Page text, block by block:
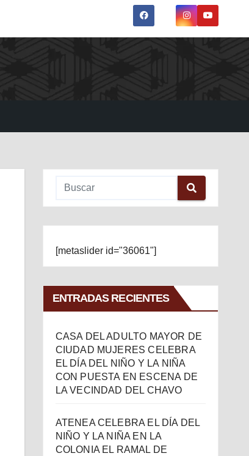
[metaslider id="36061"]
ENTRADAS RECIENTES
CASA DEL ADULTO MAYOR DE
CIUDAD MUJERES CELEBRA
EL DÍA DEL NIÑO Y LA NIÑA
CON PUESTA EN ESCENA DE
LA VECINDAD DEL CHAVO
ATENEA CELEBRA EL DÍA DEL
NIÑO Y LA NIÑA EN LA
COLONIA EL RAMAL DE